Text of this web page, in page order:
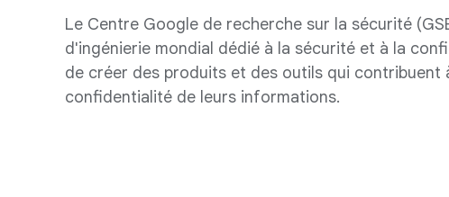
Le Centre Google de recherche sur la sécurité
d'ingénierie mondial dédié à la sécurité et à la
de créer des produits et des outils qui
confidentialité de leurs informations.